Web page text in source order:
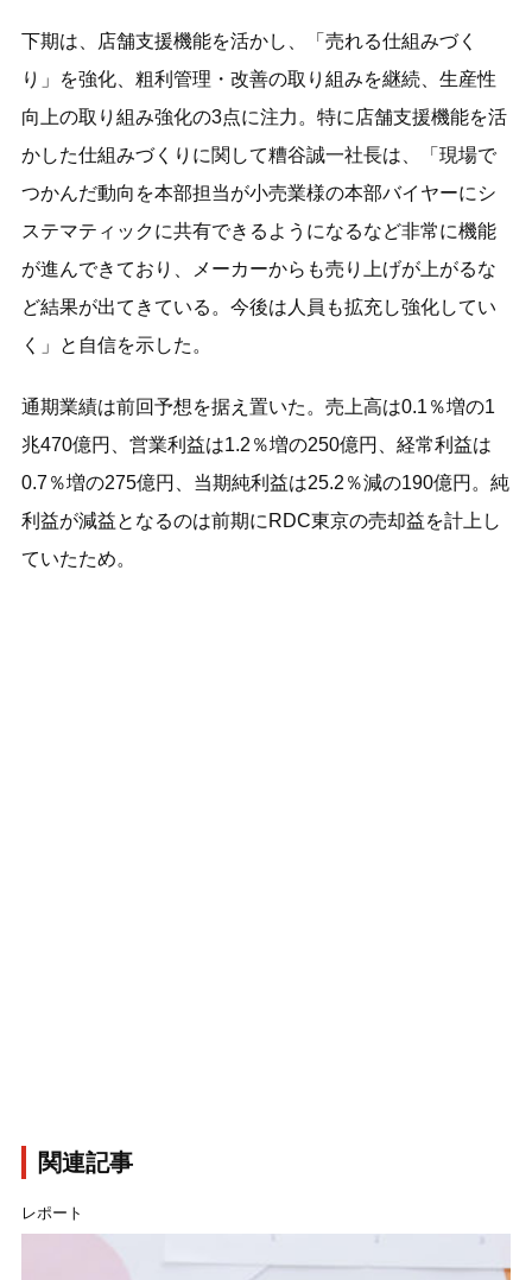
下期は、店舗支援機能を活かし、「売れる仕組みづく
り」を強化、粗利管理・改善の取り組みを継続、生産性
向上の取り組み強化の3点に注力。特に店舗支援機能を活
かした仕組みづくりに関して糟谷誠一社長は、「現場で
つかんだ動向を本部担当が小売業様の本部バイヤーにシ
ステマティックに共有できるようになるなど非常に機能
が進んできており、メーカーからも売り上げが上がるな
ど結果が出てきている。今後は人員も拡充し強化してい
く」と自信を示した。
通期業績は前回予想を据え置いた。売上高は0.1％増の1
兆470億円、営業利益は1.2％増の250億円、経常利益は
0.7％増の275億円、当期純利益は25.2％減の190億円。純
利益が減益となるのは前期にRDC東京の売却益を計上し
ていたため。
関連記事
レポート